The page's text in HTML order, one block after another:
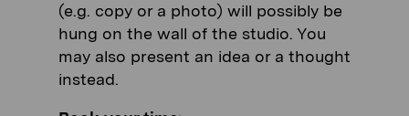
(e.g. copy or a photo) will possibly be
hung on the wall of the studio. You
may also present an idea or a thought
instead.